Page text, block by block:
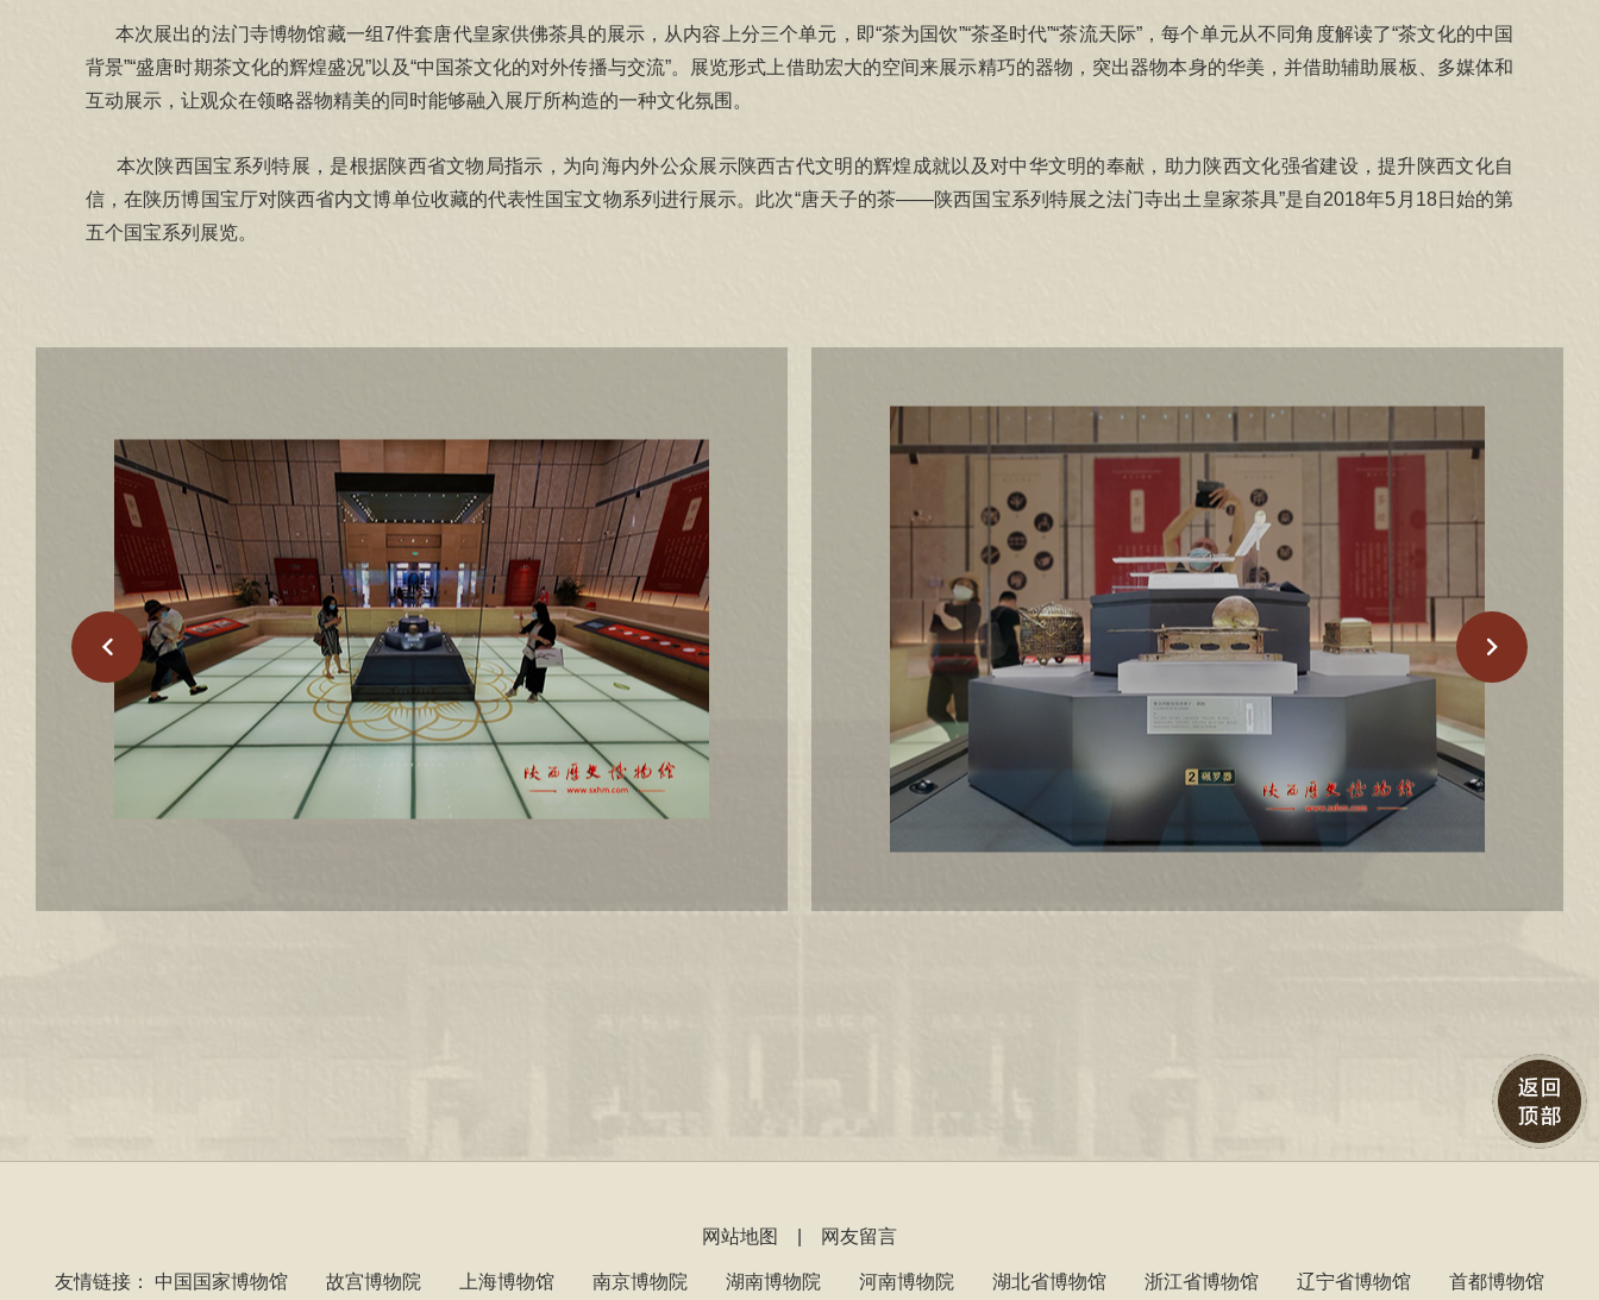
本次展出的法门寺博物馆藏一组7件套唐代皇家供佛茶具的展示，从内容上分三个单元，即“茶为国饮”“茶圣时代”“茶流天际”，每个单元从不同角度解读了“茶文化的中国
背景”“盛唐时期茶文化的辉煌盛况”以及“中国茶文化的对外传播与交流”。展览形式上借助宏大的空间来展示精巧的器物，突出器物本身的华美，并借助辅助展板、多媒体和
互动展示，让观众在领略器物精美的同时能够融入展厅所构造的一种文化氛围。
本次陕西国宝系列特展，是根据陕西省文物局指示，为向海内外公众展示陕西古代文明的辉煌成就以及对中华文明的奉献，助力陕西文化强省建设，提升陕西文化自
信，在陕历博国宝厅对陕西省内文博单位收藏的代表性国宝文物系列进行展示。此次“唐天子的茶——陕西国宝系列特展之法门寺出土皇家茶具”是自2018年5月18日始的第
五个国宝系列展览。
网站地图 网友留言
友情链接： 中国国家博物馆 故宫博物院 上海博物馆 南京博物院 湖南博物院 河南博物院 湖北省博物馆 浙江省博物馆 辽宁省博物馆 首都博物馆